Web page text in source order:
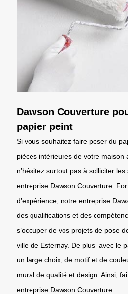
Dawson Couverture
papier peint
Si vous souhaitez faire poser du
pièces intérieures de votre maison
n’hésitez surtout pas à solliciter
entreprise Dawson Couverture.
d’expérience, notre entreprise
des qualifications et des
s’occuper de vos projets de pose
ville de Esternay. De plus, avec le
un large choix, de motif et de
mural de qualité et design. Ainsi,
entreprise Dawson Couverture.